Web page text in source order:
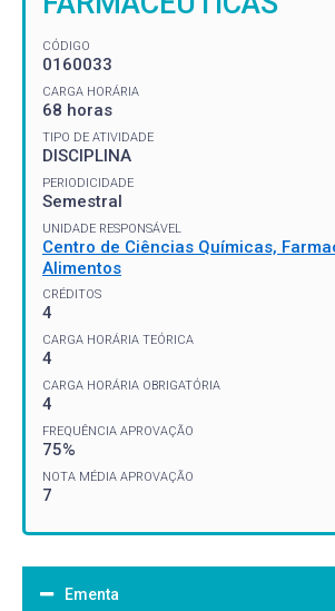
CÓDIGO
0160033
CARGA HORÁRIA
68 horas
TIPO DE ATIVIDADE
DISCIPLINA
PERIODICIDADE
Semestral
UNIDADE RESPONSÁVEL
Centro de Ciências Químicas,
Alimentos
CRÉDITOS
4
CARGA HORÁRIA TEÓRICA
4
CARGA HORÁRIA OBRIGATÓRIA
4
FREQUÊNCIA APROVAÇÃO
75%
NOTA MÉDIA APROVAÇÃO
7
Ementa